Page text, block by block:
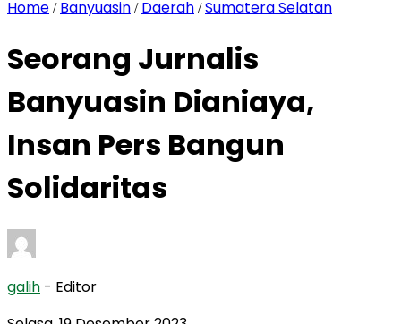
Home / Banyuasin / Daerah /Sumatera Selatan
Seorang Jurnalis
Banyuasin Dianiaya,
Insan Pers Bangun
Solidaritas
galih - Editor